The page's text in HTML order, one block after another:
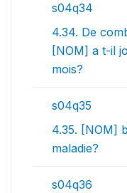
s04q34
4.34. De
[NOM] a t-il
mois?
s04q35
4.35. [NOM]
maladie?
s04q36